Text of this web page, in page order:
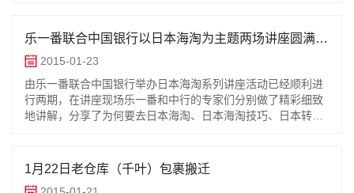
乐一番联合中国银行以日本海淘为主题两场讲座圆满结
束 2015-01-23
由乐一番联合中国银行举办日本海淘系列讲座活动已经顺利进
行两期，在讲座现场乐一番和中行的专家们分别做了精彩细致
地讲解，分享了为何要去日本海淘、日本海淘技巧、日本转运
1月22日老仓库（千叶）包裹搬迁